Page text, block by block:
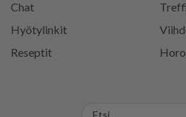
Chat
Hyötylinkit
Reseptit